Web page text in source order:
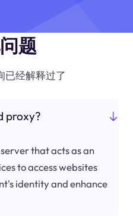
题
已经解释过了
proxy?
that acts as an
to access websites
identity and enhance